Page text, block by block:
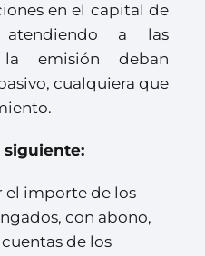
en el capital de
a las
emisión deban
cualquiera que
siguiente:
el importe de los
con abono,
de los